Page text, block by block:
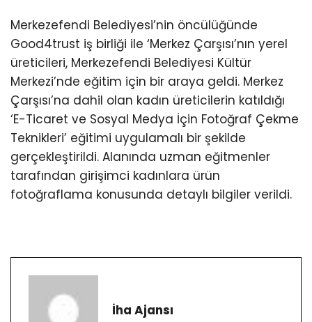
Merkezefendi Belediyesi’nin öncülüğünde
Good4trust iş birliği ile ‘Merkez Çarşısı’nın yerel
üreticileri, Merkezefendi Belediyesi Kültür
Merkezi’nde eğitim için bir araya geldi. Merkez
Çarşısı’na dahil olan kadın üreticilerin katıldığı
‘E-Ticaret ve Sosyal Medya İçin Fotoğraf Çekme
Teknikleri’ eğitimi uygulamalı bir şekilde
gerçekleştirildi. Alanında uzman eğitmenler
tarafından girişimci kadınlara ürün
fotoğraflama konusunda detaylı bilgiler verildi.
İha Ajansı